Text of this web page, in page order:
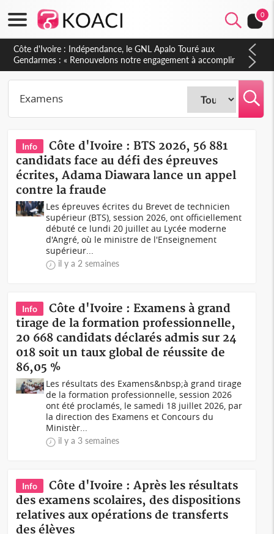
0
Sierra Leone : Un projet de réforme constitutionnelle en
gestation, points clés des amendements, un exclu d'avance
Info
Côte d'Ivoire : BTS 2026, 56 881
candidats face au défi des épreuves
écrites, Adama Diawara lance un appel
contre la fraude
Les épreuves écrites du Brevet de technicien
supérieur (BTS), session 2026, ont officiellement
débuté ce lundi 20 juillet au Lycée moderne
d'Angré, où le ministre de l'Enseignement
supérieur...
il y a 2 semaines
Info
Côte d'Ivoire : Examens à grand
tirage de la formation professionnelle,
20 668 candidats déclarés admis sur 24
018 soit un taux global de réussite de
86,05 %
Les résultats des Examens&nbsp;à grand tirage
de la formation professionnelle, session 2026
ont été proclamés, le samedi 18 juillet 2026, par
la direction des Examens et Concours du
Ministèr...
il y a 3 semaines
Info
Côte d'Ivoire : Après les résultats
des examens scolaires, des dispositions
relatives aux opérations de transferts
des élèves